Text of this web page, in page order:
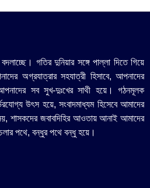
গতির দুনিয়ার সঙ্গে পাল্লা দিতে গিয়ে
অগ্রযাত্রার সহযাত্রী হিসাবে, আপনাদের
সব সুখ-দুঃখের সাথী হয়ে। গঠনমূলক
উ‍ৎস হয়ে, সংবাদমাধ্যম হিসেবে আমাদের
শাসকদের জবাবদিহির আওতায় আনাই আমাদের
পথে, বন্ধুর পথে বন্ধু হয়ে।